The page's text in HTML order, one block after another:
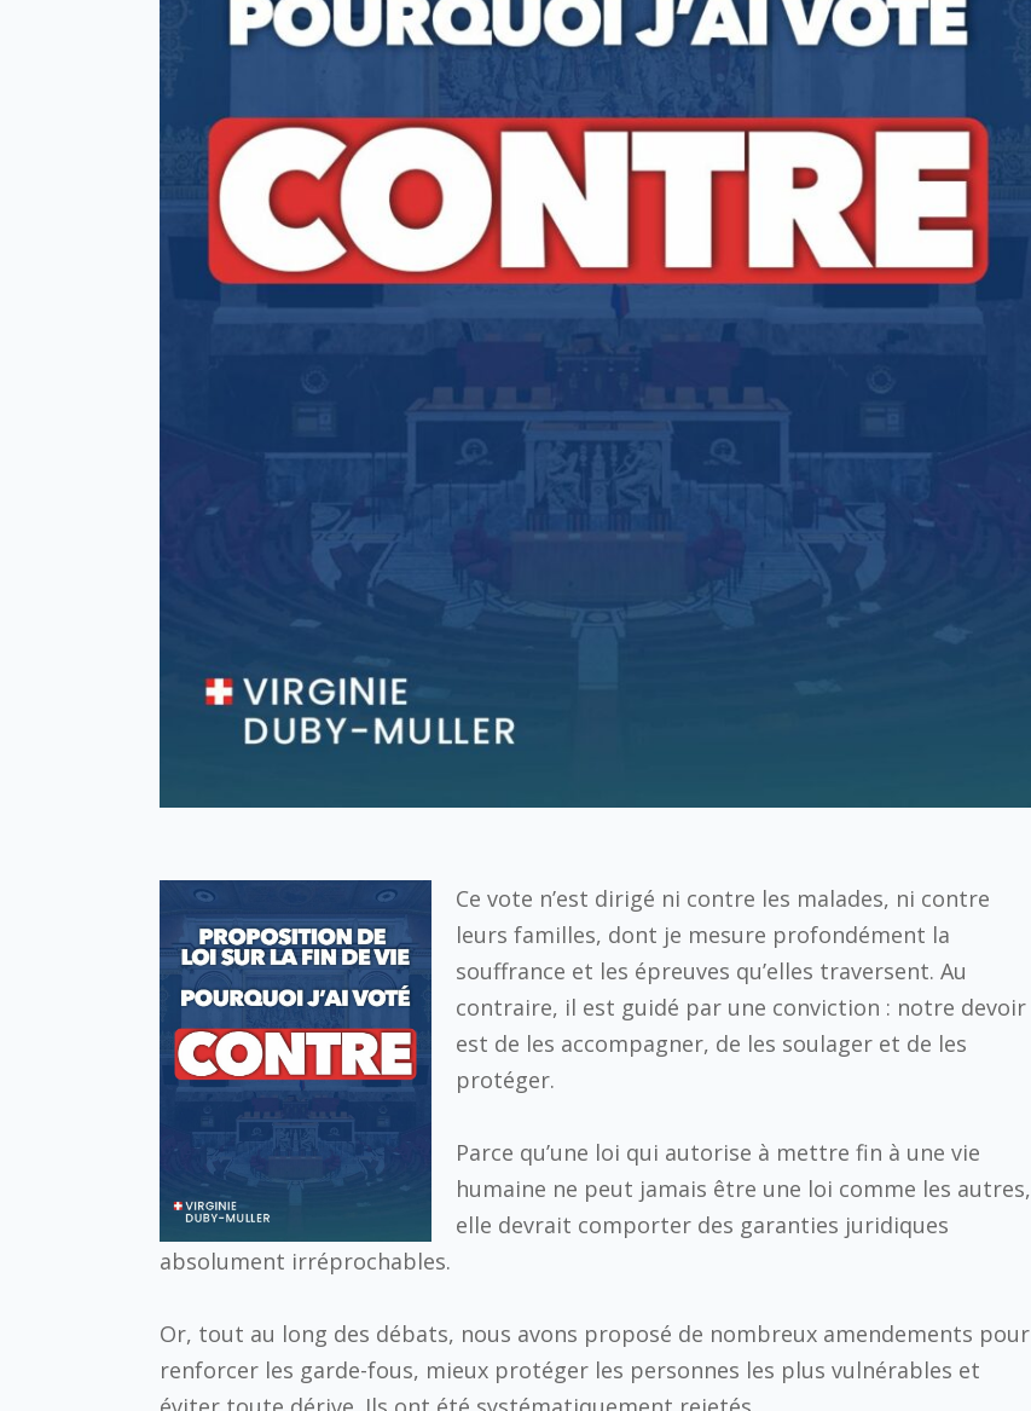
Ce vote n’est dirigé ni contre les malades, ni contre
leurs familles, dont je mesure profondément la
souffrance et les épreuves qu’elles traversent. Au
contraire, il est guidé par une conviction : notre devoir
est de les accompagner, de les soulager et de les
protéger.
Parce qu’une loi qui autorise à mettre fin à une vie
humaine ne peut jamais être une loi comme les autres,
elle devrait comporter des garanties juridiques
absolument irréprochables.
Or, tout au long des débats, nous avons proposé de nombreux amendements pour
renforcer les garde-fous, mieux protéger les personnes les plus vulnérables et